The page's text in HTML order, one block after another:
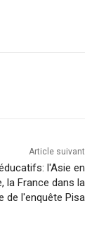
Article suivant
l'Asie en
la France dans la
de l'enquête Pisa